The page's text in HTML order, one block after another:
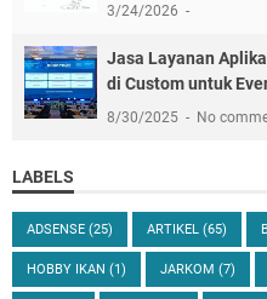
3/24/2026
Jasa Layanan
di Custom untuk
8/30/2025 No
LABELS
ADSENSE (25) ARTIKEL (65)
HOBBY IKAN (1) JARKOM (7)